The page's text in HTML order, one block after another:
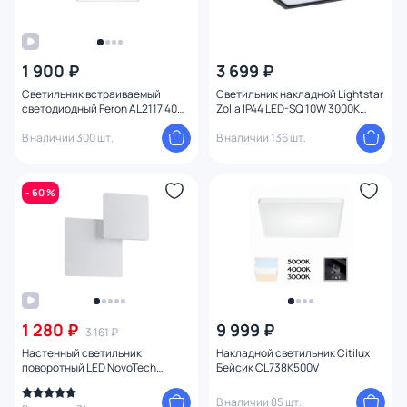
1 900 ₽
Светильник встраиваемый
светодиодный Feron AL2117 40W
В наличии 300 шт.
3 699 ₽
Светильник накладной Lightstar
Zolla IP44 LED-SQ 10W 3000K
В наличии 136 шт.
- 60 %
1 280 ₽ 3 161 ₽
Настенный светильник
поворотный LED NovoTech
9 999 ₽
Накладной светильник Citilux
Бейсик CL738K500V
В наличии 85 шт.